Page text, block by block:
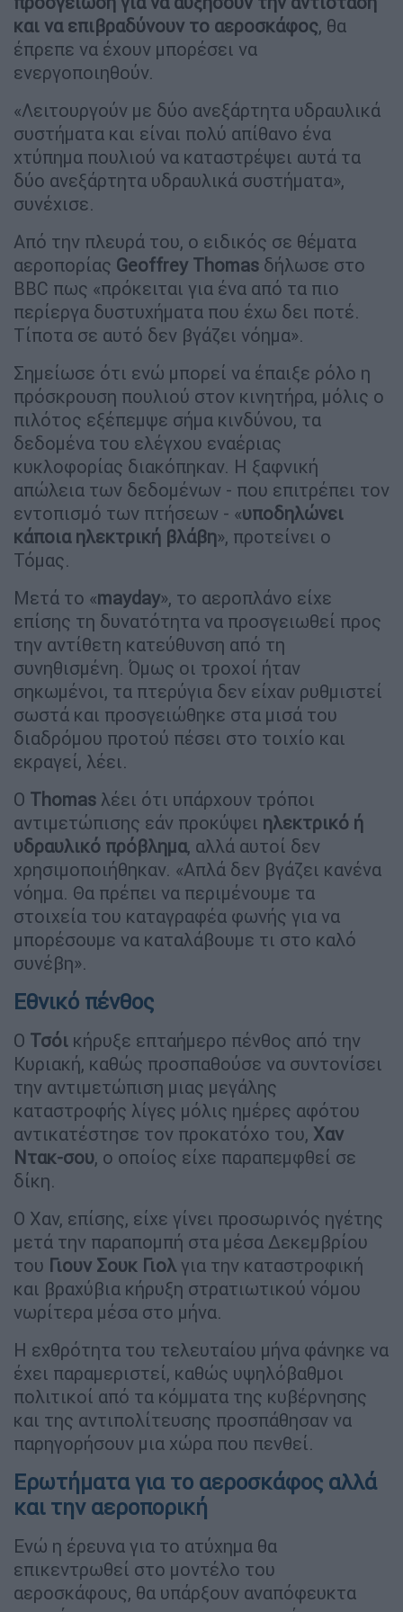
και να επιβραδύνουν το αεροσκάφος, θα
έπρεπε να έχουν μπορέσει να
ενεργοποιηθούν.
«Λειτουργούν με δύο ανεξάρτητα υδραυλικά
συστήματα και είναι πολύ απίθανο ένα
χτύπημα πουλιού να καταστρέψει αυτά τα
δύο ανεξάρτητα υδραυλικά συστήματα»,
συνέχισε.
Από την πλευρά του, ο ειδικός σε θέματα
αεροπορίας Geoffrey Thomas δήλωσε στο
BBC πως «πρόκειται για ένα από τα πιο
περίεργα δυστυχήματα που έχω δει ποτέ.
Τίποτα σε αυτό δεν βγάζει νόημα».
Σημείωσε ότι ενώ μπορεί να έπαιξε ρόλο η
πρόσκρουση πουλιού στον κινητήρα, μόλις ο
πιλότος εξέπεμψε σήμα κινδύνου, τα
δεδομένα του ελέγχου εναέριας
κυκλοφορίας διακόπηκαν. Η ξαφνική
απώλεια των δεδομένων - που επιτρέπει τον
εντοπισμό των πτήσεων - «υποδηλώνει
κάποια ηλεκτρική βλάβη», προτείνει ο
Τόμας.
Μετά το «mayday», το αεροπλάνο είχε
επίσης τη δυνατότητα να προσγειωθεί προς
την αντίθετη κατεύθυνση από τη
συνηθισμένη. Όμως οι τροχοί ήταν
σηκωμένοι, τα πτερύγια δεν είχαν ρυθμιστεί
σωστά και προσγειώθηκε στα μισά του
διαδρόμου προτού πέσει στο τοιχίο και
εκραγεί, λέει.
Ο Thomas λέει ότι υπάρχουν τρόποι
αντιμετώπισης εάν προκύψει ηλεκτρικό ή
υδραυλικό πρόβλημα, αλλά αυτοί δεν
χρησιμοποιήθηκαν. «Απλά δεν βγάζει κανένα
νόημα. Θα πρέπει να περιμένουμε τα
στοιχεία του καταγραφέα φωνής για να
μπορέσουμε να καταλάβουμε τι στο καλό
συνέβη».
Εθνικό πένθος
Ο Τσόι κήρυξε επταήμερο πένθος από την
Κυριακή, καθώς προσπαθούσε να συντονίσει
την αντιμετώπιση μιας μεγάλης
καταστροφής λίγες μόλις ημέρες αφότου
αντικατέστησε τον προκατόχο του, Χαν
Ντακ-σου, ο οποίος είχε παραπεμφθεί σε
δίκη.
Ο Χαν, επίσης, είχε γίνει προσωρινός ηγέτης
μετά την παραπομπή στα μέσα Δεκεμβρίου
του Γιουν Σουκ Γιολ για την καταστροφική
και βραχύβια κήρυξη στρατιωτικού νόμου
νωρίτερα μέσα στο μήνα.
Η εχθρότητα του τελευταίου μήνα φάνηκε να
έχει παραμεριστεί, καθώς υψηλόβαθμοι
πολιτικοί από τα κόμματα της κυβέρνησης
και της αντιπολίτευσης προσπάθησαν να
παρηγορήσουν μια χώρα που πενθεί.
Ερωτήματα για το αεροσκάφος αλλά
και την αεροπορική
Ενώ η έρευνα για το ατύχημα θα
επικεντρωθεί στο μοντέλο του
αεροσκάφους, θα υπάρξουν αναπόφευκτα